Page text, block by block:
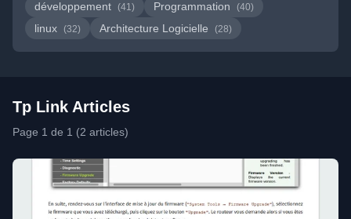
développement (41) Programmation (40)
linux (32) Architecture Logicielle (28)
Tp Link Articles
Page 1 de 1 (2 articles)